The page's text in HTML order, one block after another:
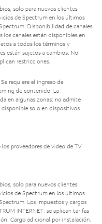
solo para nuevos clientes
de Spectrum en los últimos
Disponibilidad de canales
los canales están disponibles en
a todos los términos y
están sujetos a cambios. No
restricciones.
requiere el ingreso de
de contenido. La
en algunas zonas; no admite
solo en dispositivos
proveedores de video de TV
solo para nuevos clientes
de Spectrum en los últimos
Los impuestos y cargos
INTERNET: se aplican tarifas
Cargo adicional por instalación.